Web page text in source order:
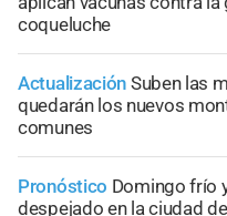
coqueluche
Actualización Suben las
quedarán los nuevos
comunes
Pronóstico Domingo frío
despejado en la ciudad